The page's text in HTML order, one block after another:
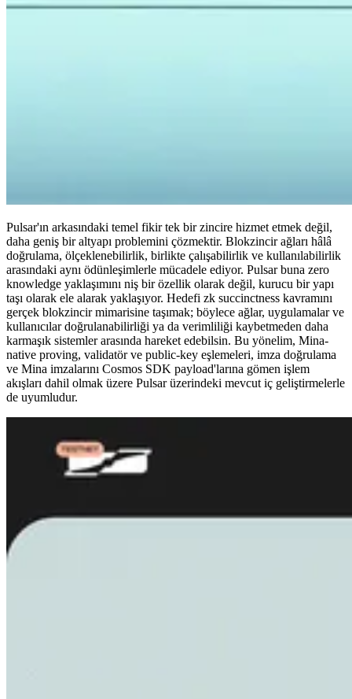
Pulsar'ın arkasındaki temel fikir tek bir zincire hizmet etmek değil,
daha geniş bir altyapı problemini çözmektir. Blokzincir ağları hâlâ
doğrulama, ölçeklenebilirlik, birlikte çalışabilirlik ve kullanılabilirlik
arasındaki aynı ödünleşimlerle mücadele ediyor. Pulsar buna zero
knowledge yaklaşımını niş bir özellik olarak değil, kurucu bir yapı
taşı olarak ele alarak yaklaşıyor. Hedefi zk succinctness kavramını
gerçek blokzincir mimarisine taşımak; böylece ağlar, uygulamalar ve
kullanıcılar doğrulanabilirliği ya da verimliliği kaybetmeden daha
karmaşık sistemler arasında hareket edebilsin. Bu yönelim, Mina-
native proving, validatör ve public-key eşlemeleri, imza doğrulama
ve Mina imzalarını Cosmos SDK payload'larına gömen işlem
akışları dahil olmak üzere Pulsar üzerindeki mevcut iç geliştirmelerle
de uyumludur.